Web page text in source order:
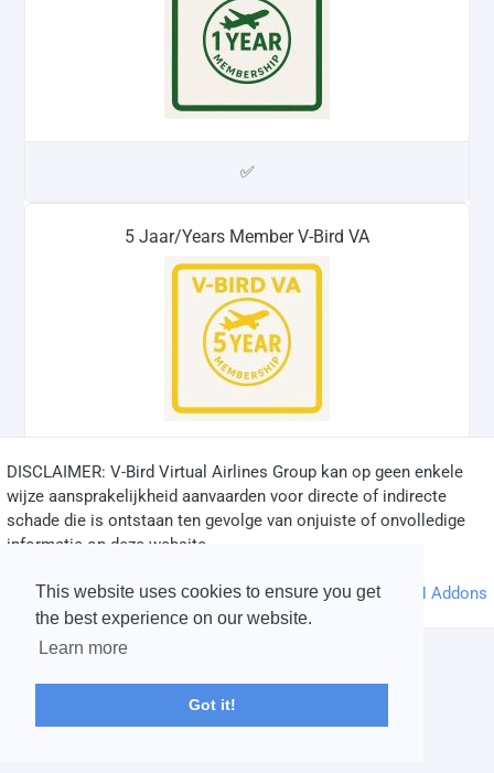
This website uses cookies to ensure you get
the best experience on our website.
Learn more
Got it!
✅
5 Jaar/Years Member V-Bird VA
✅
DISCLAIMER: V-Bird Virtual Airlines Group kan op geen enkele
wijze aansprakelijkheid aanvaarden voor directe of indirecte
schade die is ontstaan ten gevolge van onjuiste of onvolledige
informatie op deze website.
Powered byphpVMS&SPTheme DH Addons